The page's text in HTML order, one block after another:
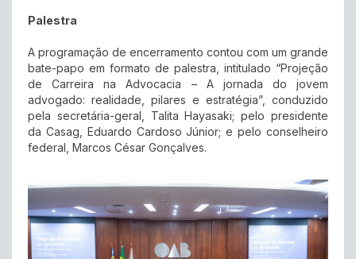
Palestra
A programação de encerramento contou com um grande
bate-papo em formato de palestra, intitulado “Projeção
de Carreira na Advocacia – A jornada do jovem
advogado: realidade, pilares e estratégia”, conduzido
pela secretária-geral, Talita Hayasaki; pelo presidente
da Casag, Eduardo Cardoso Júnior; e pelo conselheiro
federal, Marcos César Gonçalves.